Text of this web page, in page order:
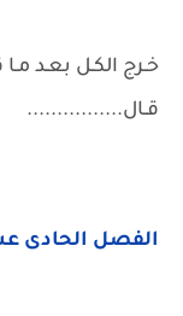
خـرج الكـل بعـد
قـال................
الفصل الحادى